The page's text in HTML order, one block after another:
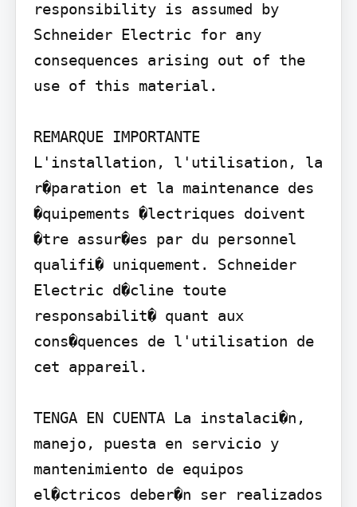
responsibility is assumed by
Schneider Electric for any
consequences arising out of the
use of this material.
REMARQUE IMPORTANTE
L'installation, l'utilisation, la
r�paration et la maintenance des
�quipements �lectriques doivent
�tre assur�es par du personnel
qualifi� uniquement. Schneider
Electric d�cline toute
responsabilit� quant aux
cons�quences de l'utilisation de
cet appareil.
TENGA EN CUENTA La instalaci�n,
manejo, puesta en servicio y
mantenimiento de equipos
el�ctricos deber�n ser realizados